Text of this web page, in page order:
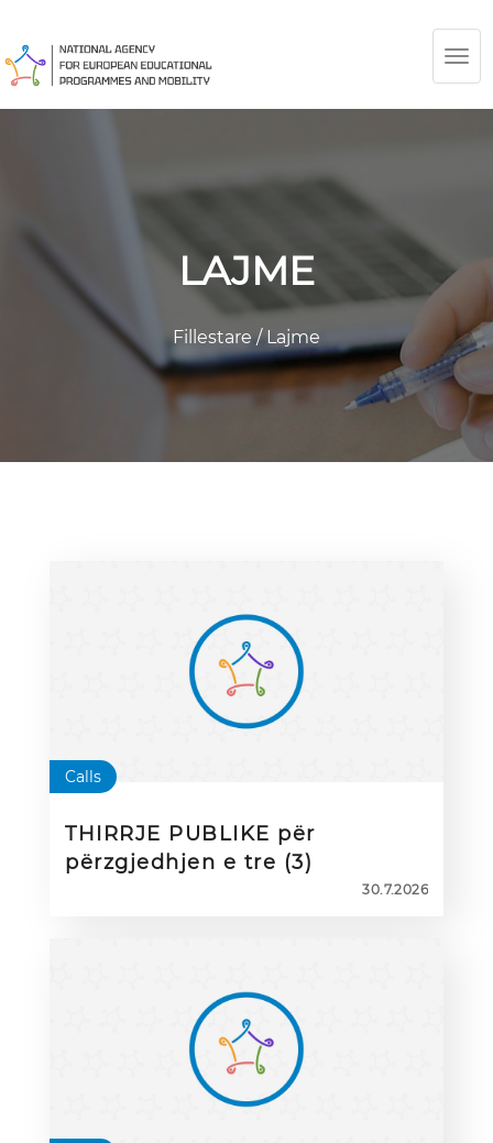
LAJME
Fillestare/Lajme
Calls
THIRRJE PUBLIKE për
përzgjedhjen e tre (3)
Ambasadorëve eTwinning për
30.7.2026